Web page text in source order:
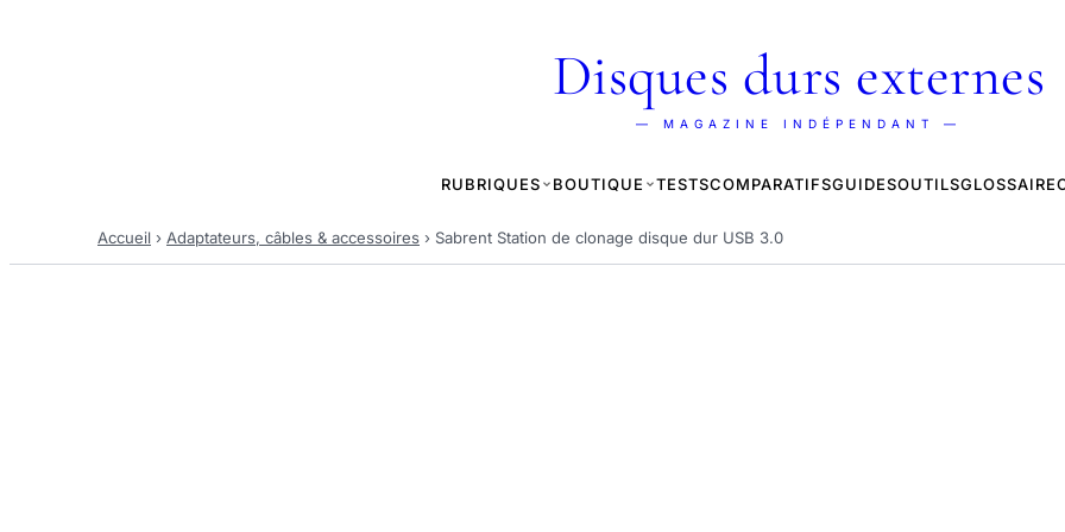
Disques durs externes
— MAGAZINE INDÉPENDANT —
RUBRIQUES BOUTIQUE TESTSCOMPARATIFSGUIDESOUTILSGLOSSAIRE
Accueil › Adaptateurs, câbles & accessoires › Sabrent Station de clonage disque dur USB 3.0